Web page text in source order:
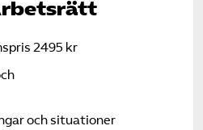
2495 kr
och situationer